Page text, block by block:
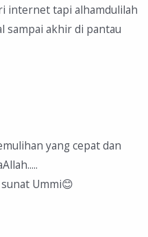
internet tapi alhamdulilah
sampai akhir di pantau
yang cepat dan
Ummi😊